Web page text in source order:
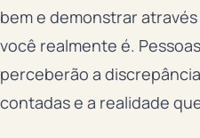
bem e demonstrar
você realmente é.
perceberão a
contadas e a realidade